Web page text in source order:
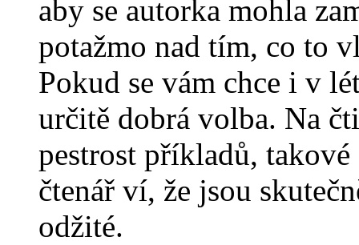
aby se autorka mohla
potažmo nad tím, co to
Pokud se vám chce i v
určitě dobrá volba. Na
pestrost příkladů,
čtenář ví, že jsou
odžité.